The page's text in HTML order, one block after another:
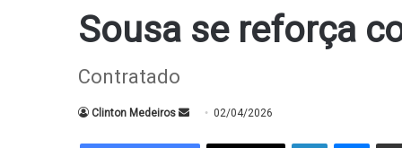
Sousa se reforça
Contratado
Clinton Medeiros
Mande02/04/2026
Linkedin